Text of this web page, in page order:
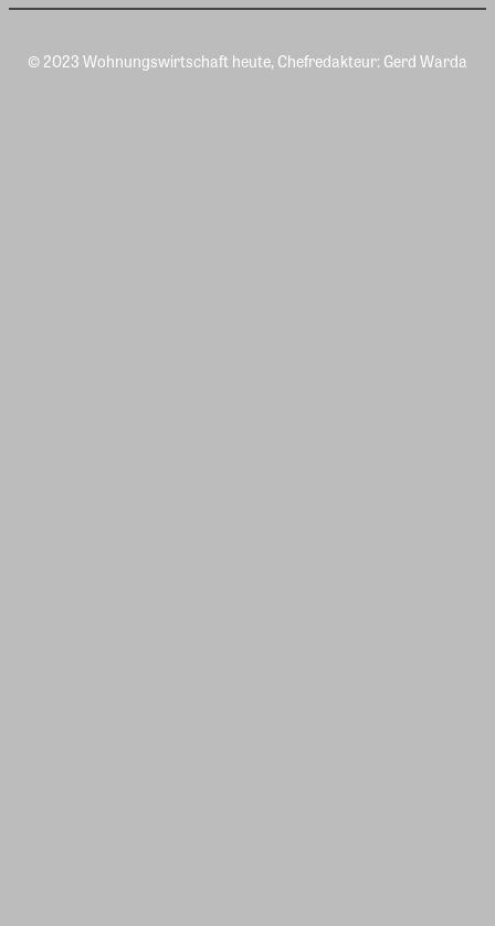
© 2023 Wohnungswirtschaft heute, Chefredakteur: Gerd Warda